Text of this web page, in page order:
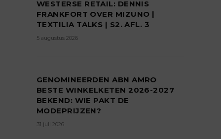
WESTERSE RETAIL: DENNIS
FRANKFORT OVER MIZUNO |
TEXTILIA TALKS | S2. AFL. 3
5 augustus 2026
GENOMINEERDEN ABN AMRO
BESTE WINKELKETEN 2026-2027
BEKEND: WIE PAKT DE
MODEPRIJZEN?
31 juli 2026